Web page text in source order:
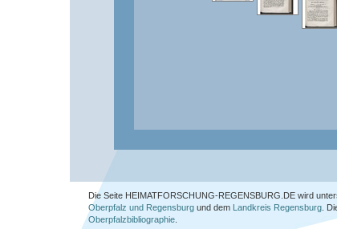
Die Seite HEIMATFORSCHUNG-REGENSBURG.DE wird
Oberpfalz und Regensburg und dem Landkreis Regensburg .
Oberpfalzbibliographie